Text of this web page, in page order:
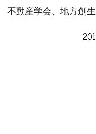
不動産学会、地方創